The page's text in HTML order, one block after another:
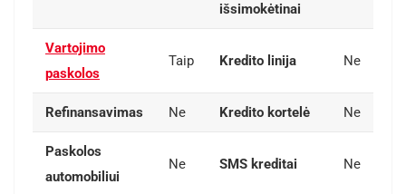
išsimokėtinai
Vartojimo
paskolos
Taip Kredito linija Ne
Refinansavimas Ne Kredito kortelė Ne
Paskolos
automobiliui
Ne SMS kreditai Ne